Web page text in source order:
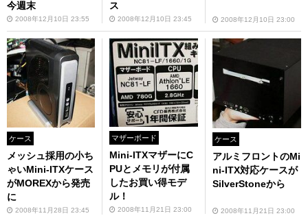
今週末
2008年12月10日 23:55
ス
2008年12月10日 23:45 2008年12月10日 23:00
ケース
メッシュ採用の小ち
ゃいMini-ITXケース
がMOREXから発売
に
2008年11月28日 23:45
マザーボード
Mini-ITXマザーにC
PUとメモリが付属
したお買い得モデ
ル！
2008年11月21日 23:00
ケース
アルミフロントのMi
ni-ITX対応ケースが
SilverStoneから
2008年11月21日 23:00